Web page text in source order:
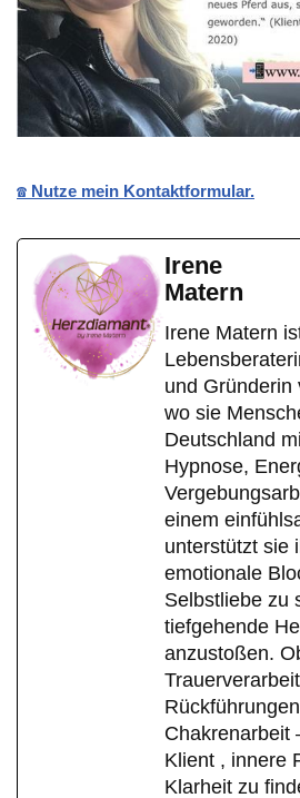
☎️ Nutze mein Kontaktformular.
Irene
Matern
Irene Matern
und Gründerin
wo sie
Deutschland
Hypnose,
einem
unterstützt sie
emotionale
Selbstliebe zu
tiefgehende
anzustoßen.
Chakrenarbeit
Klient , innere
Klarheit zu